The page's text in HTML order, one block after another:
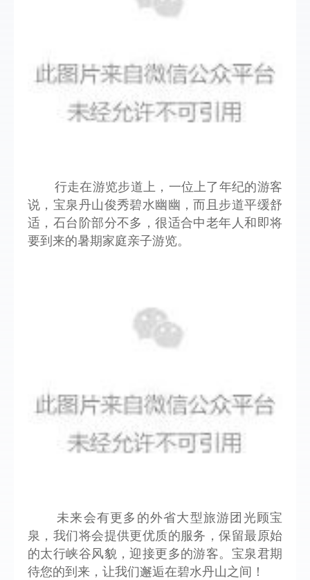
行走在游览步道上，一位上了年纪的游客
说，宝泉丹山俊秀碧水幽幽，而且步道平缓舒
适，石台阶部分不多，很适合中老年人和即将
要到来的暑期家庭亲子游览。
未来会有更多的外省大型旅游团光顾宝
泉，我们将会提供更优质的服务，保留最原始
的太行峡谷风貌，迎接更多的游客。宝泉君期
待您的到来，让我们邂逅在碧水丹山之间！